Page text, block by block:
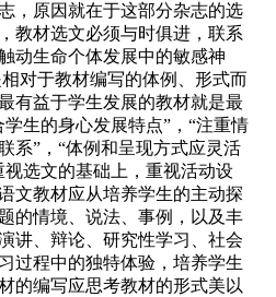
，原因就在于这部分杂志的选
教材选文必须与时俱进，联系
动生命个体发展中的敏感神
于教材编写的体例、形式而
有益于学生发展的教材就是最
生的身心发展特点”，“注重情
系”，“体例和呈现方式应灵活
选文的基础上，重视活动设
文教材应从培养学生的主动探
的情境、说法、事例，以及丰
讲、辩论、研究性学习、社会
过程中的独特体验，培养学生
的编写应思考教材的形式美以